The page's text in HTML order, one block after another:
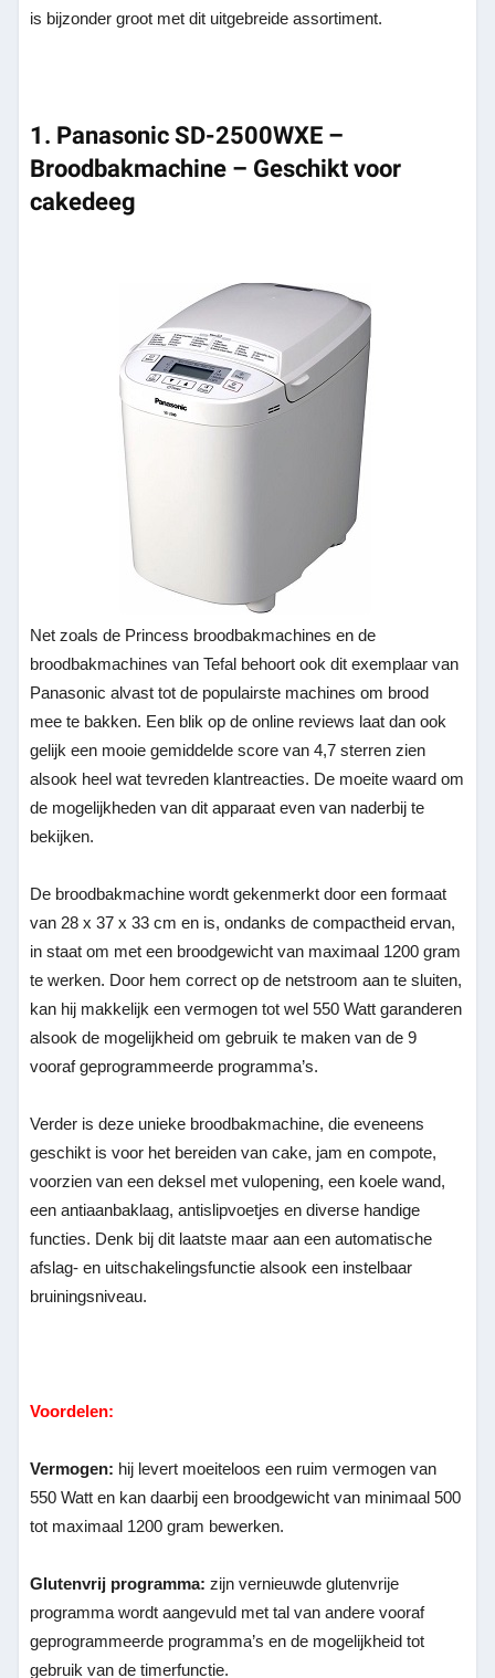
is bijzonder groot met dit uitgebreide assortiment.
1. Panasonic SD-2500WXE –
Broodbakmachine – Geschikt voor
cakedeeg
Net zoals de Princess broodbakmachines en de
broodbakmachines van Tefal behoort ook dit exemplaar van
Panasonic alvast tot de populairste machines om brood
mee te bakken. Een blik op de online reviews laat dan ook
gelijk een mooie gemiddelde score van 4,7 sterren zien
alsook heel wat tevreden klantreacties. De moeite waard om
de mogelijkheden van dit apparaat even van naderbij te
bekijken.
De broodbakmachine wordt gekenmerkt door een formaat
van 28 x 37 x 33 cm en is, ondanks de compactheid ervan,
in staat om met een broodgewicht van maximaal 1200 gram
te werken. Door hem correct op de netstroom aan te sluiten,
kan hij makkelijk een vermogen tot wel 550 Watt garanderen
alsook de mogelijkheid om gebruik te maken van de 9
vooraf geprogrammeerde programma’s.
Verder is deze unieke broodbakmachine, die eveneens
geschikt is voor het bereiden van cake, jam en compote,
voorzien van een deksel met vulopening, een koele wand,
een antiaanbaklaag, antislipvoetjes en diverse handige
functies. Denk bij dit laatste maar aan een automatische
afslag- en uitschakelingsfunctie alsook een instelbaar
bruiningsniveau.
Voordelen:
Vermogen: hij levert moeiteloos een ruim vermogen van
550 Watt en kan daarbij een broodgewicht van minimaal 500
tot maximaal 1200 gram bewerken.
Glutenvrij programma:zijn vernieuwde glutenvrije
programma wordt aangevuld met tal van andere vooraf
geprogrammeerde programma’s en de mogelijkheid tot
gebruik van de timerfunctie.